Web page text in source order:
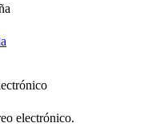
electrónico.